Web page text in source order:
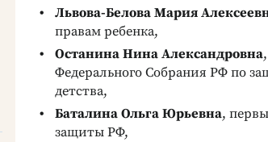
Львова-Белова Мария
правам ребенка,
Останина Нина Александровна
Федерального Собрания РФ по
детства,
Баталина Ольга Юрьевна,
защиты РФ,